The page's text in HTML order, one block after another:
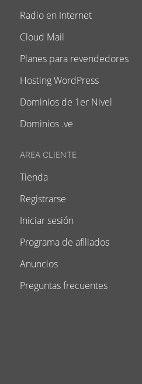
Radio en Internet
Cloud Mail
Planes para revendedores
Hosting WordPress
Dominios de 1er Nivel
Dominios .ve
AREA CLIENTE
Tienda
Registrarse
Iniciar sesión
Programa de afiliados
Anuncios
Preguntas frecuentes